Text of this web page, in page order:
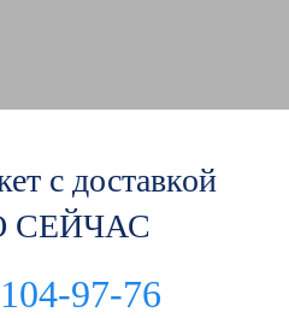
с доставкой
СЕЙЧАС
97-76